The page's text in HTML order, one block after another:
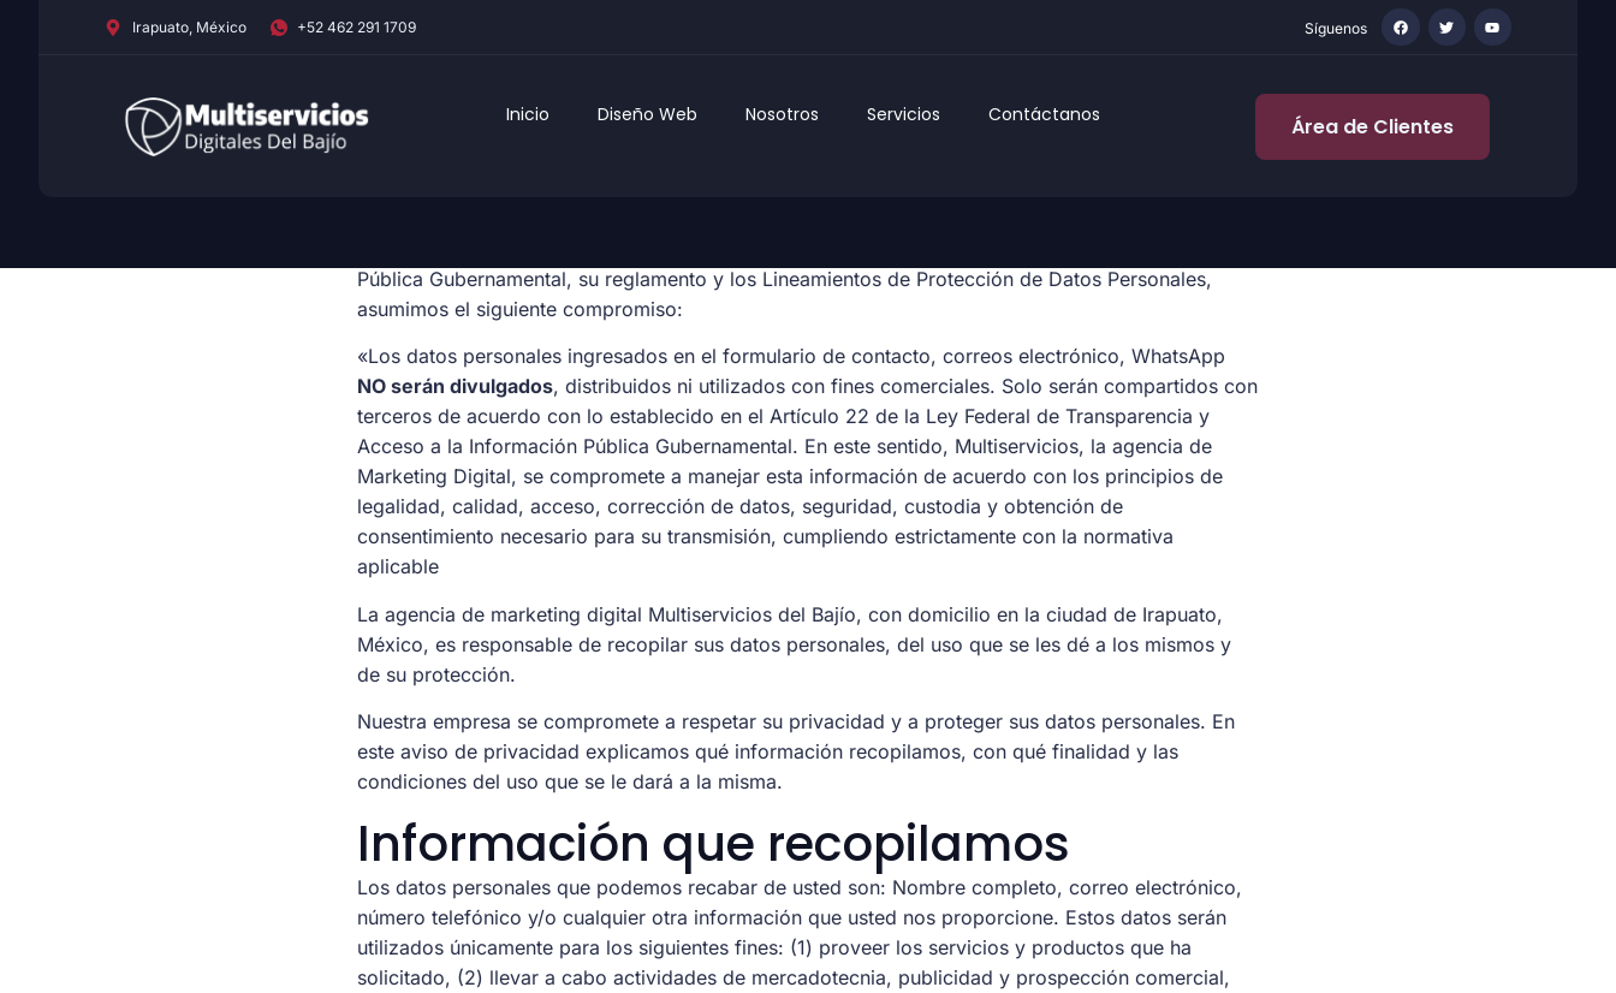
Irapuato, México +52 462 291 1709 Síguenos
Inicio Diseño Web Nosotros Servicios Contáctanos Área de Clientes
Pública Gubernamental, su reglamento y los Lineamientos de Protección de Datos Personales,
asumimos el siguiente compromiso:
«Los datos personales ingresados en el formulario de contacto, correos electrónico, WhatsApp
NO serán divulgados, distribuidos ni utilizados con fines comerciales. Solo serán compartidos con
terceros de acuerdo con lo establecido en el Artículo 22 de la Ley Federal de Transparencia y
Acceso a la Información Pública Gubernamental. En este sentido, Multiservicios, la agencia de
Marketing Digital, se compromete a manejar esta información de acuerdo con los principios de
legalidad, calidad, acceso, corrección de datos, seguridad, custodia y obtención de
consentimiento necesario para su transmisión, cumpliendo estrictamente con la normativa
aplicable
La agencia de marketing digital Multiservicios del Bajío, con domicilio en la ciudad de Irapuato,
México, es responsable de recopilar sus datos personales, del uso que se les dé a los mismos y
de su protección.
Nuestra empresa se compromete a respetar su privacidad y a proteger sus datos personales. En
este aviso de privacidad explicamos qué información recopilamos, con qué finalidad y las
condiciones del uso que se le dará a la misma.
Información que recopilamos
Los datos personales que podemos recabar de usted son: Nombre completo, correo electrónico,
número telefónico y/o cualquier otra información que usted nos proporcione. Estos datos serán
utilizados únicamente para los siguientes fines: (1) proveer los servicios y productos que ha
solicitado, (2) llevar a cabo actividades de mercadotecnia, publicidad y prospección comercial,